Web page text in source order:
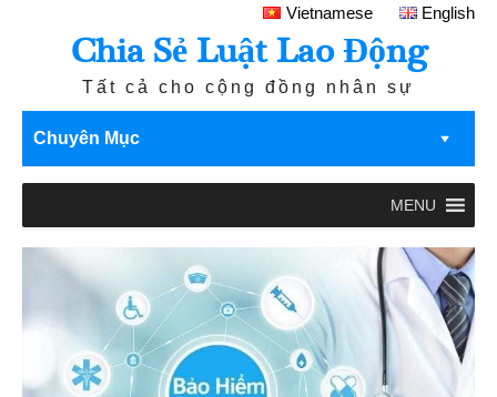
Vietnamese English
Chia Sẻ Luật Lao Động
Tất cả cho cộng đồng nhân sự
Chuyên Mục
MENU